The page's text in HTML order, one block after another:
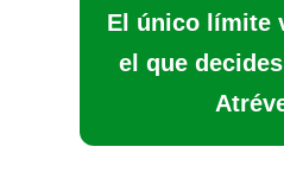
El único límite
el que